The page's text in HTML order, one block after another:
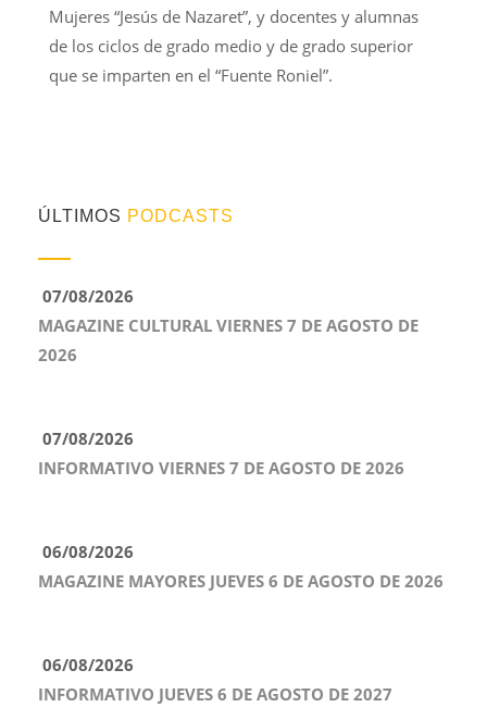
Mujeres “Jesús de Nazaret”, y docentes y alumnas
de los ciclos de grado medio y de grado superior
que se imparten en el “Fuente Roniel”.
ÚLTIMOS PODCASTS
07/08/2026
MAGAZINE CULTURAL VIERNES 7 DE AGOSTO DE
2026
07/08/2026
INFORMATIVO VIERNES 7 DE AGOSTO DE 2026
06/08/2026
MAGAZINE MAYORES JUEVES 6 DE AGOSTO DE 2026
06/08/2026
INFORMATIVO JUEVES 6 DE AGOSTO DE 2027